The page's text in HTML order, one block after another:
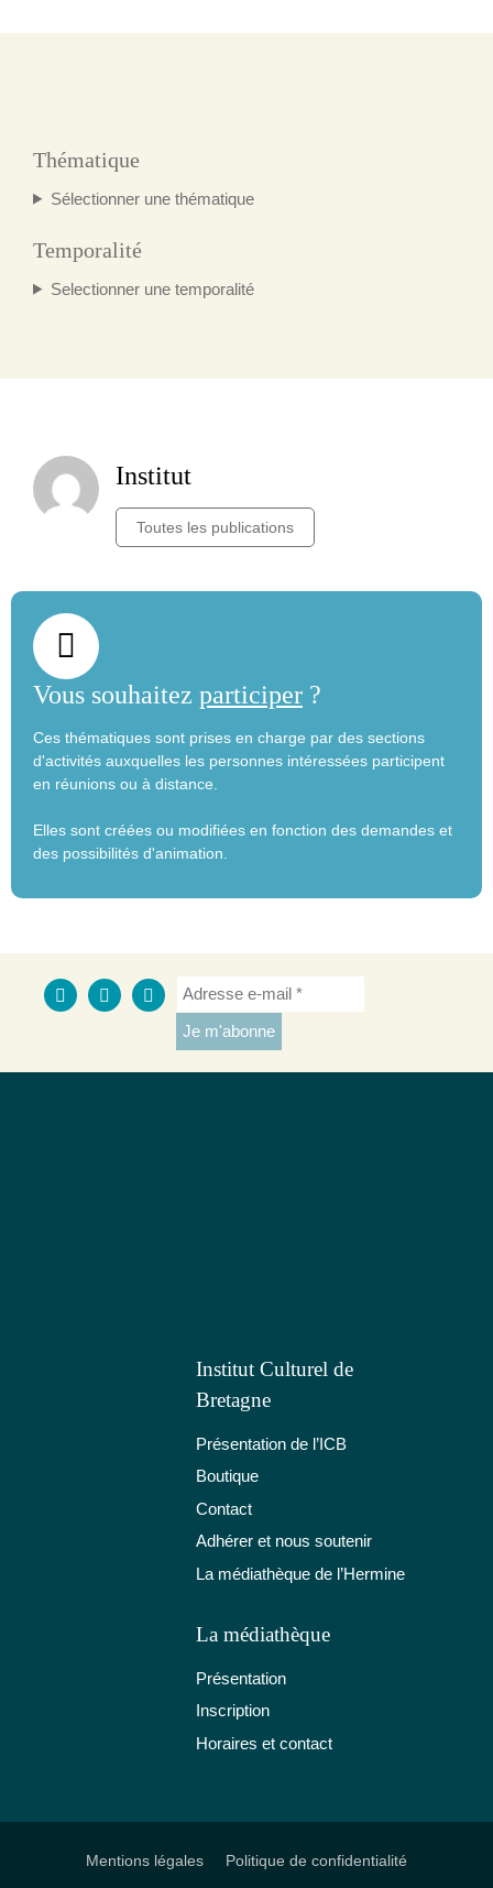
Thématique
Sélectionner une thématique
Temporalité
Selectionner une temporalité
Institut
Toutes les publications
Vous souhaitez participer ?
Ces thématiques sont prises en charge par des sections
d'activités auxquelles les personnes intéressées participent
en réunions ou à distance.
Elles sont créées ou modifiées en fonction des demandes et
des possibilités d'animation.
Institut Culturel de
Bretagne
Présentation de l’ICB
Boutique
Contact
Adhérer et nous soutenir
La médiathèque de l’Hermine
La médiathèque
Présentation
Inscription
Horaires et contact
Mentions légales Politique de confidentialité